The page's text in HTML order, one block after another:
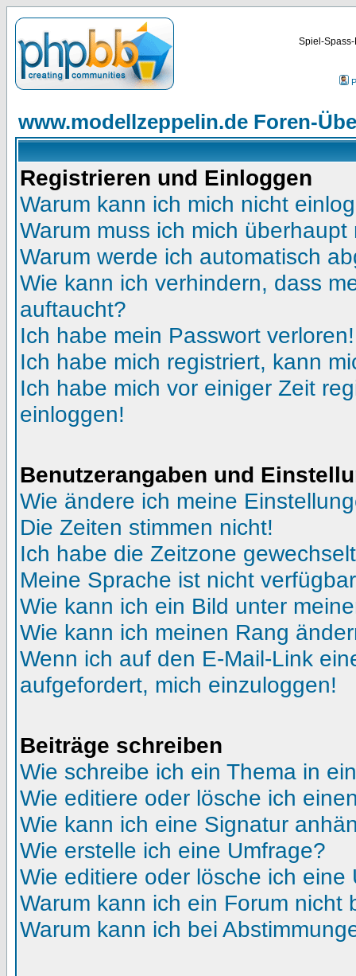
Spiel-
www.modellzeppelin.de Foren-
Registrieren und Einloggen
Warum kann ich mich nicht
Warum muss ich mich überhaupt
Warum werde ich automatisch
Wie kann ich verhindern, dass
auftaucht?
Ich habe mein Passwort verloren!
Ich habe mich registriert, kann
Ich habe mich vor einiger Zeit
einloggen!
Benutzerangaben und
Wie ändere ich meine
Die Zeiten stimmen nicht!
Ich habe die Zeitzone
Meine Sprache ist nicht
Wie kann ich ein Bild unter
Wie kann ich meinen Rang
Wenn ich auf den E-Mail-Link
aufgefordert, mich einzuloggen!
Beiträge schreiben
Wie schreibe ich ein Thema in
Wie editiere oder lösche ich
Wie kann ich eine Signatur
Wie erstelle ich eine Umfrage?
Wie editiere oder lösche ich eine
Warum kann ich ein Forum nicht
Warum kann ich bei